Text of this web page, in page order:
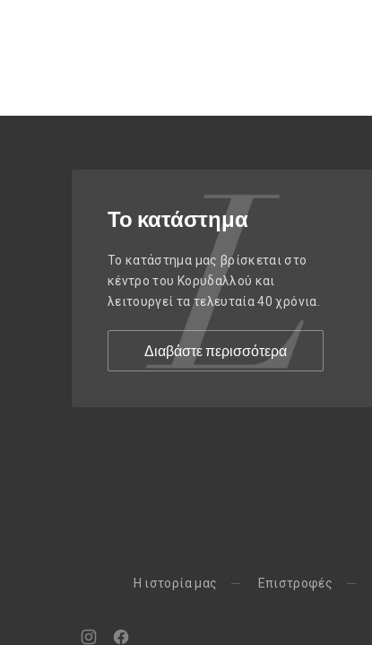
Το κατάστημα
Το κατάστημα μας βρίσκεται στο
κέντρο του Κορυδαλλού και
λειτουργεί τα τελευταία 40 χρόνια.
Διαβάστε περισσότερα
H ιστορία μας Eπιστροφές